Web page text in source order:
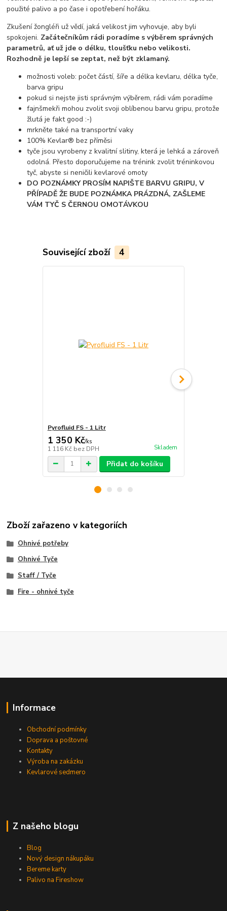
použité palivo a po čase i opotřebení hořáku.
Zkušení žongléři už vědí, jaká velikost jim vyhovuje, aby byli
spokojeni. Začátečníkům rádi poradíme s výběrem správných
parametrů, ať už jde o délku, tloušťku nebo velikosti.
Rozhodně je lepší se zeptat, než být zklamaný.
možnosti voleb: počet částí, šíře a délka kevlaru, délka tyče,
barva gripu
pokud si nejste jisti správným výběrem, rádi vám poradíme
fajnšmekři mohou zvolit svoji oblíbenou barvu gripu, protože
žlutá je fakt good :-)
mrkněte také na transportní vaky
100% Kevlar® bez příměsi
tyče jsou vyrobeny z kvalitní slitiny, která je lehká a zároveň
odolná. Přesto doporučujeme na trénink zvolit tréninkovou
tyč, abyste si neničili kevlarové omoty
DO POZNÁMKY PROSÍM NAPIŠTE BARVU GRIPU, V
PŘÍPADĚ ŽE BUDE POZNÁMKA PRÁZDNÁ, ZAŠLEME
VÁM TYČ S ČERNOU OMOTÁVKOU
Související zboží 4
Pyrofluid FS - 1 Litr
1 350 Kč/ks
1 116 Kč bez DPH Skladem
Přidat do košíku
Zboží zařazeno v kategoriích
Ohnivé potřeby
Ohnivé Tyče
Staff / Tyče
Fire - ohnivé tyče
Informace
Obchodní podmínky
Doprava a poštovné
Kontakty
Výroba na zakázku
Kevlarové sedmero
Z našeho blogu
Blog
Nový design nákupáku
Bereme karty
Palivo na Fireshow